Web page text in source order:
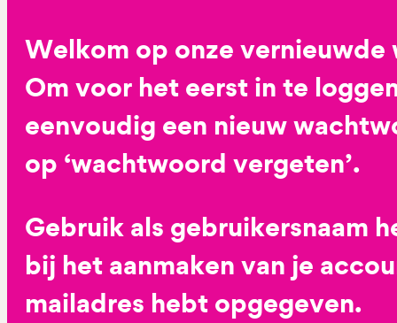
Welkom op onze vernieuwde
Om voor het eerst in te
eenvoudig een nieuw
op ‘wachtwoord vergeten’.
Gebruik als gebruikersnaam
bij het aanmaken van je
mailadres hebt opgegeven.